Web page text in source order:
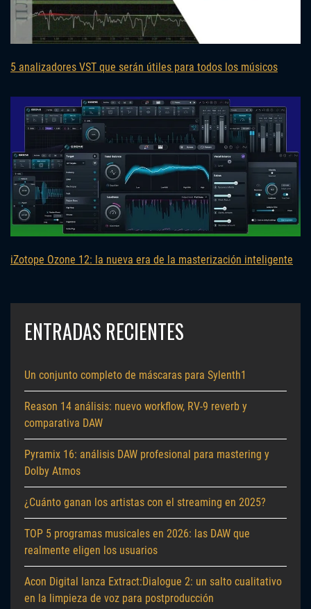
5 analizadores VST que serán útiles para todos los músicos
iZotope Ozone 12: la nueva era de la masterización inteligente
ENTRADAS RECIENTES
Un conjunto completo de máscaras para Sylenth1
Reason 14 análisis: nuevo workflow, RV-9 reverb y
comparativa DAW
Pyramix 16: análisis DAW profesional para mastering y
Dolby Atmos
¿Cuánto ganan los artistas con el streaming en 2025?
TOP 5 programas musicales en 2026: las DAW que
realmente eligen los usuarios
Acon Digital lanza Extract:Dialogue 2: un salto cualitativo
en la limpieza de voz para postproducción